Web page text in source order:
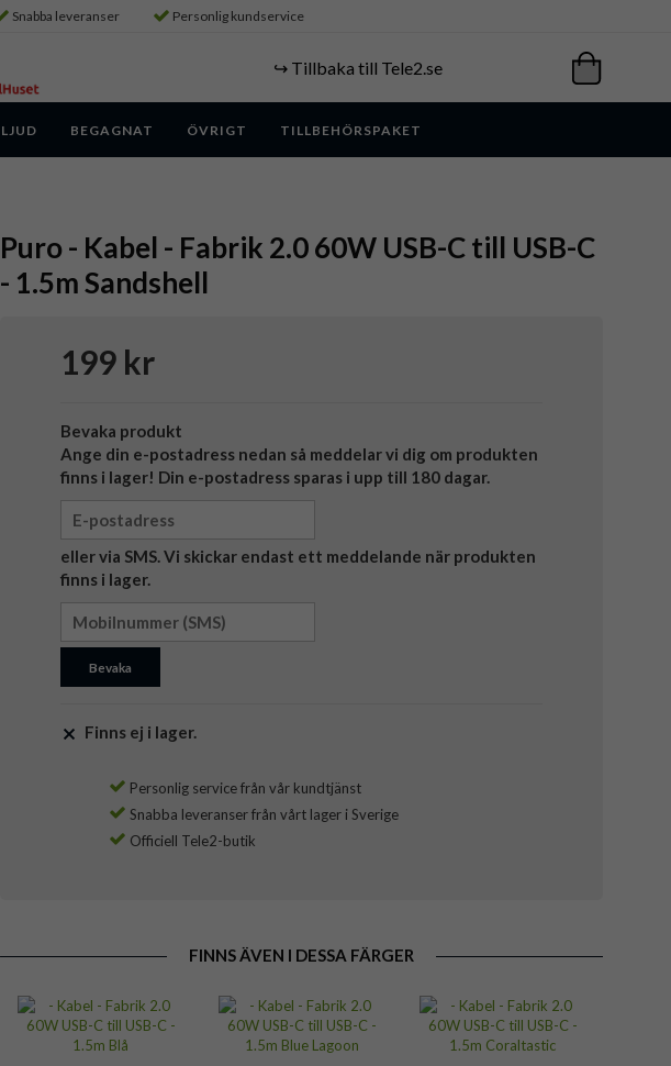
Snabba leveranser Personlig kundservice
↪️ Tillbaka till Tele2.se
LJUD BEGAGNAT ÖVRIGT TILLBEHÖRSPAKET
Puro - Kabel - Fabrik 2.0 60W USB-C till USB-C
- 1.5m Sandshell
199 kr
Bevaka produkt
Ange din e-postadress nedan så meddelar vi dig om produkten
finns i lager! Din e-postadress sparas i upp till 180 dagar.
eller via SMS. Vi skickar endast ett meddelande när produkten
finns i lager.
Bevaka
Finns ej i lager.
Personlig service från vår kundtjänst
Snabba leveranser från vårt lager i Sverige
Officiell Tele2-butik
FINNS ÄVEN I DESSA FÄRGER